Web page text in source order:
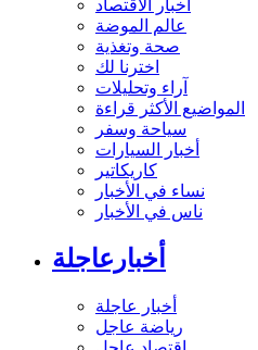
أخبار الاقتصاد
عالم الموضة
صحة وتغذية
اخترنا لك
آراء وتحليلات
المواضيع الأكثر قراءة
سياحة وسفر
أخبار السيارات
كاريكاتير
نساء في الأخبار
ناس في الأخبار
أخبارعاجلة
أخبار عاجلة
رياضة عاجل